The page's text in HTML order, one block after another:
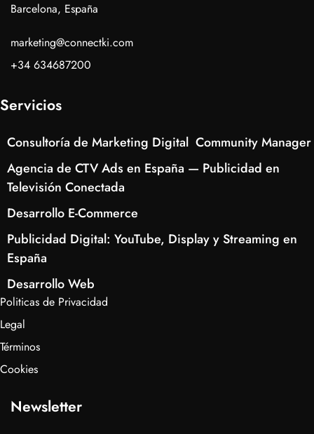
Barcelona, España
marketing@connectki.com
+34 634687200
Servicios
Consultoría de Marketing Digital Community Manager
Agencia de CTV Ads en España — Publicidad en
Televisión Conectada
Desarrollo E-Commerce
Publicidad Digital: YouTube, Display y Streaming en
España
Desarrollo Web
Politicas de Privacidad
Legal
Términos
Cookies
Newsletter